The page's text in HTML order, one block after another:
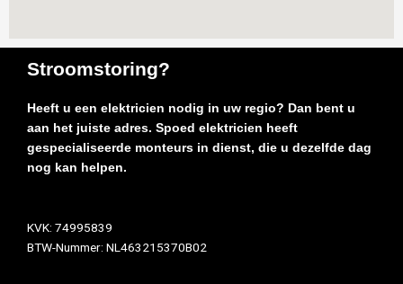
Stroomstoring?
Heeft u een elektricien nodig in uw regio? Dan bent u
aan het juiste adres. Spoed elektricien heeft
gespecialiseerde monteurs in dienst, die u dezelfde dag
nog kan helpen.
KVK: 74995839
BTW-Nummer: NL463215370B02